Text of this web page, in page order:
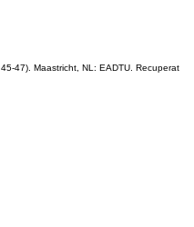
47). Maastricht, NL: EADTU. Recuperat